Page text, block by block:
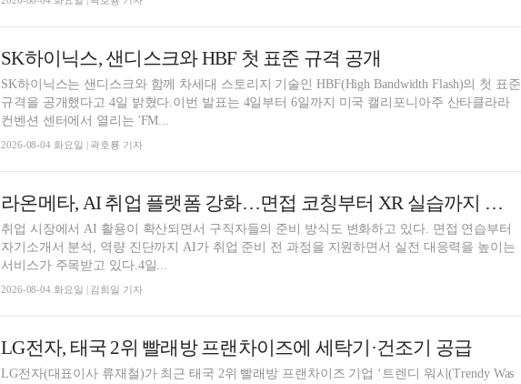
SK하이닉스, 샌디스크와 HBF 첫 표준 규격 공개
SK하이닉스는 샌디스크와 함께 차세대 스토리지 기술인 HBF(High Bandwidth Flash)의 첫 표준
규격을 공개했다고 4일 밝혔다.이번 발표는 4일부터 6일까지 미국 캘리포니아주 산타클라라
컨벤션 센터에서 열리는 'FM...
2026-08-04 화요일 | 곽호룡 기자
라온메타, AI 취업 플랫폼 강화…면접 코칭부터 XR 실습까지 확대
취업 시장에서 AI 활용이 확산되면서 구직자들의 준비 방식도 변화하고 있다. 면접 연습부터
자기소개서 분석, 역량 진단까지 AI가 취업 준비 전 과정을 지원하면서 실전 대응력을 높이는
서비스가 주목받고 있다.4일...
2026-08-04 화요일 | 김희일 기자
LG전자, 태국 2위 빨래방 프랜차이즈에 세탁기·건조기 공급
LG전자(대표이사 류재철)가 최근 태국 2위 빨래방 프랜차이즈 기업 ‘트렌디 워시(Trendy Was